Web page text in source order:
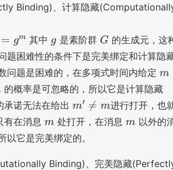
Binding)、计算隐藏
= gm 其中 g
g 是素阶群 G
G 的生成元，这
题困难性的条件下是完美绑定和计算隐
问题是困难的，在多项式时间内给定 m
m
的概率是可忽略的，所以它是计算隐藏
承诺无法在给出 m
'\
n
e
m′ 
= m进行打开，也
有在消息 m
m 处打开，在消息 m
m 以外的
以它是完美绑定的。
Binding)、完美隐藏